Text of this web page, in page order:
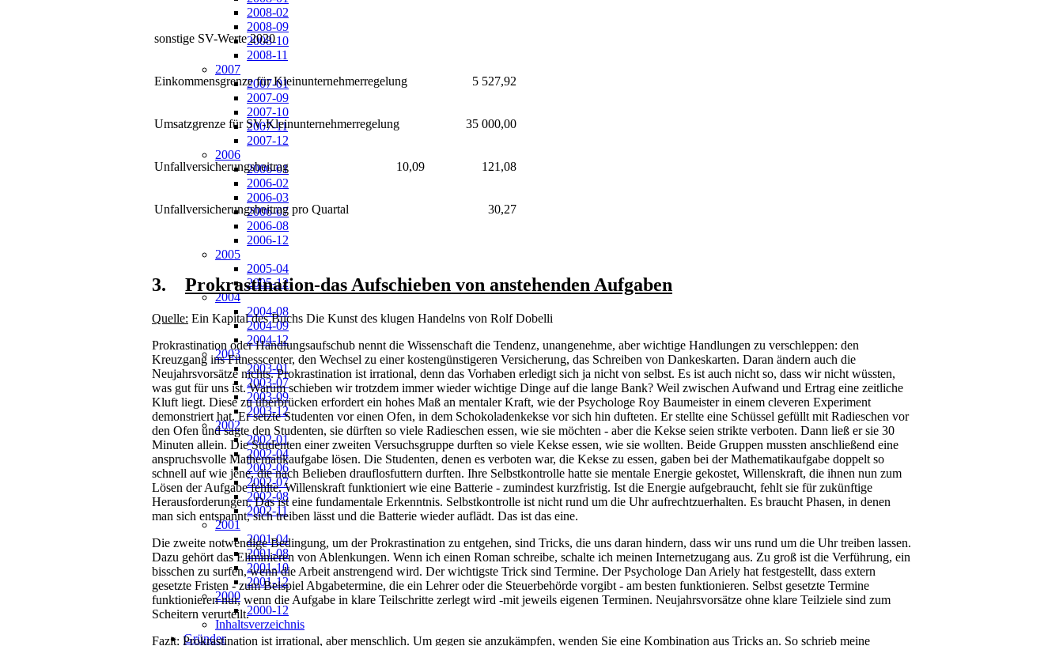
2008-02
2008-09
2008-10
2008-11
2007
2007-01
2007-09
2007-10
2007-11
2007-12
2006
2006-01
2006-02
2006-03
2006-07
2006-08
2006-12
2005
2005-04
2005-12
2004
2004-08
2004-09
2004-12
2003
2003-01
2003-07
2003-09
2003-12
2002
2002-01
2002-04
2002-06
2002-07
2002-08
2002-11
2001
2001-04
2001-08
2001-10
2001-12
2000
2000-12
Inhaltsverzeichnis
Gründer
sonstige SV-Werte 2020
Einkommensgrenze für Kleinunternehmerregelung 5 527,92
Umsatzgrenze für SV-Kleinunternehmerregelung 35 000,00
Unfallversicherungsbeitrag 10,09 121,08
Unfallversicherungsbeitrag pro Quartal 30,27
3. Prokrastination-das Aufschieben von anstehenden Aufgaben
Quelle: Ein Kapital des Buchs Die Kunst des klugen Handelns von Rolf Dobelli
Prokrastination oder Handlungsaufschub nennt die Wissenschaft die Tendenz, unangenehme, aber wichtige Handlungen zu verschleppen: den
Kreuzgang ins Fitnesscenter, den Wechsel zu einer kostengünstigeren Versicherung, das Schreiben von Dankeskarten. Daran ändern auch die
Neujahrsvorsätze nichts. Prokrastination ist irrational, denn das Vorhaben erledigt sich ja nicht von selbst. Es ist auch nicht so, dass wir nicht wüssten,
was gut für uns ist. Warum schieben wir trotzdem immer wieder wichtige Dinge auf die lange Bank? Weil zwischen Aufwand und Ertrag eine zeitliche
Kluft liegt. Diese zu überbrücken erfordert ein hohes Maß an mentaler Kraft, wie der Psychologe Roy Baumeister in einem cleveren Experiment
demonstriert hat. Er setzte Studenten vor einen Ofen, in dem Schokoladenkekse vor sich hin dufteten. Er stellte eine Schüssel gefüllt mit Radieschen vor
den Ofen und sagte den Studenten, sie dürften so viele Radieschen essen, wie sie möchten - aber die Kekse seien strikte verboten. Dann ließ er sie 30
Minuten allein. Die Studenten einer zweiten Versuchsgruppe durften so viele Kekse essen, wie sie wollten. Beide Gruppen mussten anschließend eine
anspruchsvolle Mathematikaufgabe lösen. Die Studenten, denen es verboten war, die Kekse zu essen, gaben bei der Mathematikaufgabe doppelt so
schnell auf wie jene, die nach Belieben drauflosfuttern durften. Ihre Selbstkontrolle hatte sie mentale Energie gekostet, Willenskraft, die ihnen nun zum
Lösen der Aufgabe fehlte. Willenskraft funktioniert wie eine Batterie - zumindest kurzfristig. Ist die Energie aufgebraucht, fehlt sie für zukünftige
Herausforderungen. Das ist eine fundamentale Erkenntnis. Selbstkontrolle ist nicht rund um die Uhr aufrechtzuerhalten. Es braucht Phasen, in denen
man sich entspannt, sich treiben lässt und die Batterie wieder auflädt. Das ist das eine.
Die zweite notwendige Bedingung, um der Prokrastination zu entgehen, sind Tricks, die uns daran hindern, dass wir uns rund um die Uhr treiben lassen.
Dazu gehört das Eliminieren von Ablenkungen. Wenn ich einen Roman schreibe, schalte ich meinen Internetzugang aus. Zu groß ist die Verführung, ein
bisschen zu surfen, wenn die Arbeit anstrengend wird. Der wichtigste Trick sind Termine. Der Psychologe Dan Ariely hat festgestellt, dass extern
gesetzte Fristen - zum Beispiel Abgabetermine, die ein Lehrer oder die Steuerbehörde vorgibt - am besten funktionieren. Selbst gesetzte Termine
funktionieren nur, wenn die Aufgabe in klare Teilschritte zerlegt wird -mit jeweils eigenen Terminen. Neujahrsvorsätze ohne klare Teilziele sind zum
Scheitern verurteilt.
Fazit: Prokrastination ist irrational, aber menschlich. Um gegen sie anzukämpfen, wenden Sie eine Kombination aus Tricks an. So schrieb meine